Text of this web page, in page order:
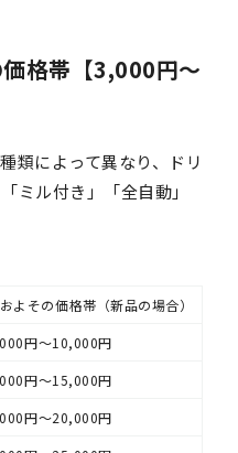
格帯【3,000円〜
類によって異なり、ドリ
ミル付き」「全自動」
よその価格帯（新品の場合）
円～10,000円
円～15,000円
円～20,000円